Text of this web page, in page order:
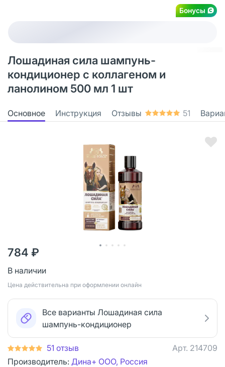
Бонусы
Лошадиная сила шампунь-
кондиционер с коллагеном и
ланолином 500 мл 1 шт
Основное Инструкция Отзывы 51
784 ₽
В наличии
Цена действительна при оформлении онлайн
Все варианты Лошадиная сила
шампунь-кондиционер
51 отзыв Арт. 214709
Производитель: Дина+ ООО, Россия